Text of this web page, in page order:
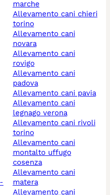
marche
allevamento cani chieri
torino
allevamento cani
novara
allevamento cani
rovigo
allevamento cani
padova
allevamento cani pavia
allevamento cani
legnago verona
allevamento cani rivoli
torino
allevamento cani
montalto uffugo
cosenza
allevamento cani
matera
allevamento cani